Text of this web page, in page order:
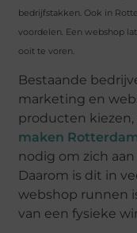
bedrijfstakken. Ook in
voordelen. Een webshop
ooit te voren.
Bestaande
marketing en
producten
maken
nodig om zich
Daarom is dit in
webshop runnen
van een fysieke